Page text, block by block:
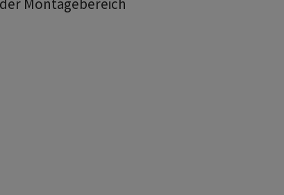
Montagebereich